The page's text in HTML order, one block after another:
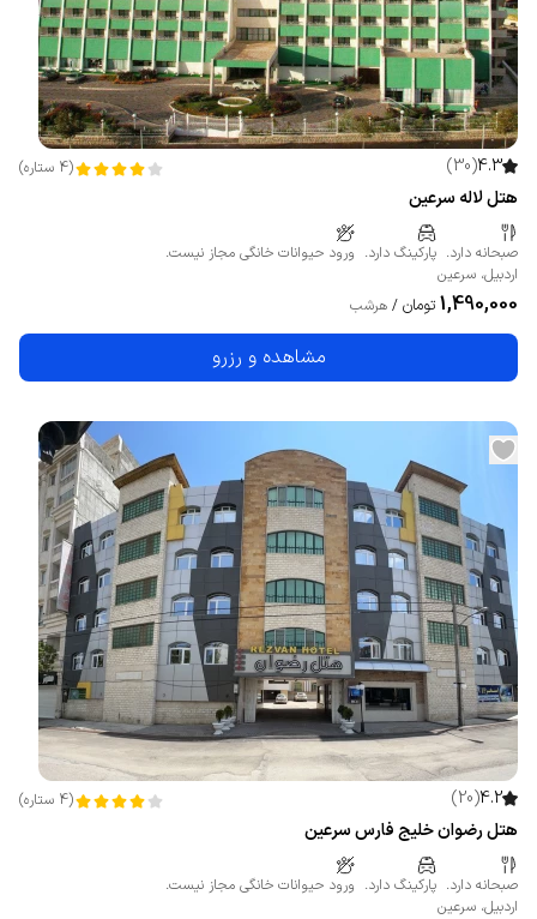
4.3
(
30
)
(
4 ستاره)
هتل لاله سرعین
صبحانه دارد. پارکینگ دارد. ورود حیوانات خانگی مجاز نیست.
اردبیل، سرعین
1,490,000 تومان / هرشب
مشاهده و رزرو
4.2
(
20
)
(
4 ستاره)
هتل رضوان خلیج فارس سرعین
صبحانه دارد. پارکینگ دارد. ورود حیوانات خانگی مجاز نیست.
اردبیل، سرعین